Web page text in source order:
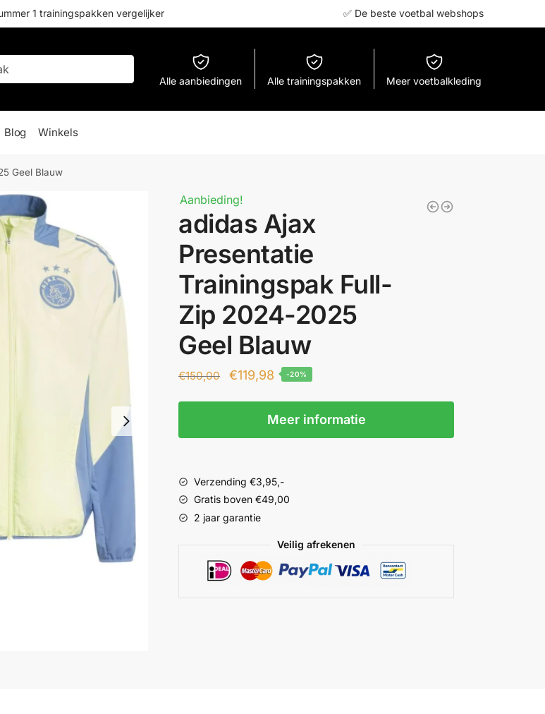
1 trainingspakken vergelijker ✅ De beste voetbal webshops
Alle aanbiedingen Alle trainingspakken Meer voetbalkleding
Blog Winkels
Geel Blauw
Aanbieding!
adidas Ajax
Presentatie
Trainingspak Full-
Zip 2024-2025
Geel Blauw
€150,00 €119,98 -20%
Meer informatie
Verzending €3,95,-
Gratis boven €49,00
2 jaar garantie
Veilig afrekenen